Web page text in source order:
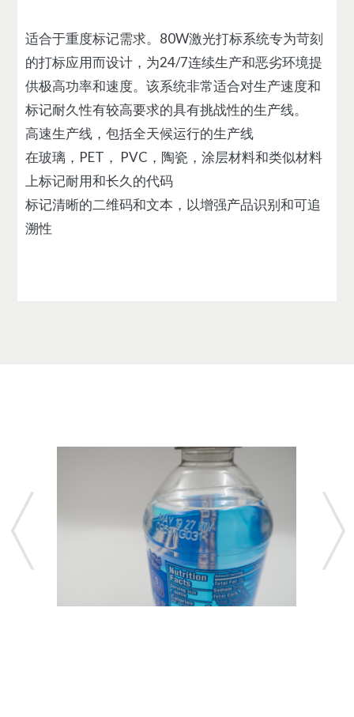
适合于重度标记需求。80W激光打标系统专为苛刻
的打标应用而设计，为24/7连续生产和恶劣环境提
供极高功率和速度。该系统非常适合对生产速度和
标记耐久性有较高要求的具有挑战性的生产线。
高速生产线，包括全天候运行的生产线
在玻璃，PET， PVC，陶瓷，涂层材料和类似材料
上标记耐用和长久的代码
标记清晰的二维码和文本，以增强产品识别和可追
溯性
Previous